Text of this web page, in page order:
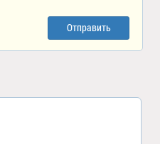
Отправить